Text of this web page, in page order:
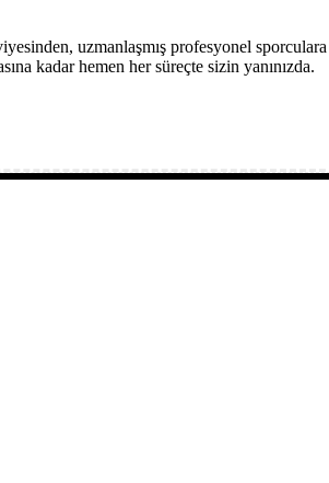
uzmanlaşmış profesyonel sporculara
kadar hemen her süreçte sizin yanınızda.